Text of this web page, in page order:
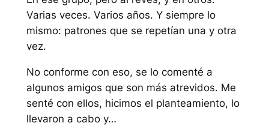
Varias veces. Varios años. Y siempre lo
mismo: patrones que se repetían una y otra
vez.
No conforme con eso, se lo comenté a
algunos amigos que son más atrevidos. Me
senté con ellos, hicimos el planteamiento, lo
llevaron a cabo y…